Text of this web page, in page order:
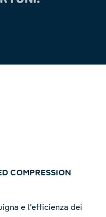
COMPRESSION
e l'efficienza dei